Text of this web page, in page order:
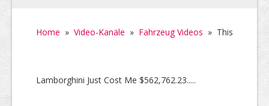
Home » Video-Kanäle » Fahrzeug Videos » This
Lamborghini Just Cost Me $562,762.23.....